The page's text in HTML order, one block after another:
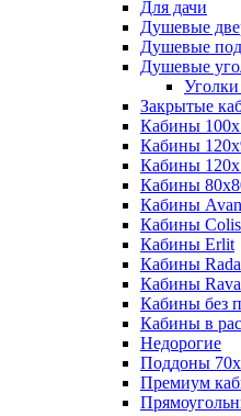
Для дачи
Душевые
Душевые
Душевые
Закрытые
Кабины
Кабины
Кабины
Кабины
Кабины
Кабины
Кабины Erlit
Кабины
Кабины
Кабины без
Кабины в
Недорогие
Поддоны
Премиум